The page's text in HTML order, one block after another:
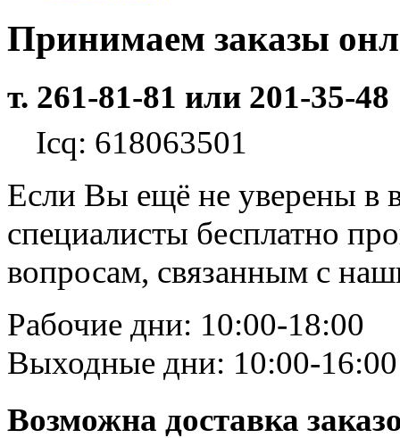
Принимаем заказы
т. 261-81-81 или 201-35-48
Icq: 618063501
Если Вы ещё не уверены в
специалисты бесплатно
вопросам, связанным с
Рабочие дни: 10:00-18:00
Выходные дни: 10:00-16:00
Возможна доставка